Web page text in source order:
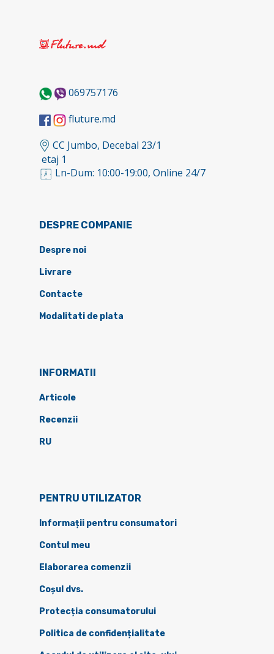
069757176
fluture.md
CC Jumbo, Decebal 23/1
etaj 1
Ln-Dum: 10:00-19:00, Online 24/7
DESPRE COMPANIE
Despre noi
Livrare
Contacte
Modalitati de plata
INFORMATII
Articole
Recenzii
RU
PENTRU UTILIZATOR
Informații pentru consumatori
Contul meu
Elaborarea comenzii
Coșul dvs.
Protecția consumatorului
Politica de confidențialitate